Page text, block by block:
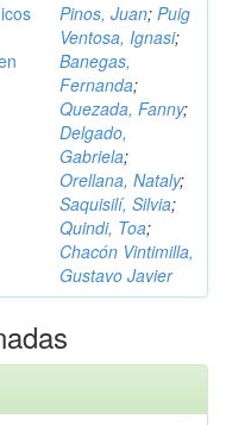
Pinos, Juan; Puig
Ventosa, Ignasi;
Banegas,
Fernanda;
Quezada, Fanny;
Delgado,
Gabriela;
Orellana, Nataly;
Saquisilí, Silvia;
Quindi, Toa;
Chacón Vintimilla,
Gustavo Javier